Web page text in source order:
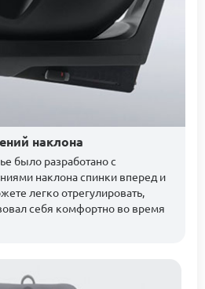
наклона
было разработано с
наклона спинки вперед и
легко отрегулировать,
себя комфортно во время